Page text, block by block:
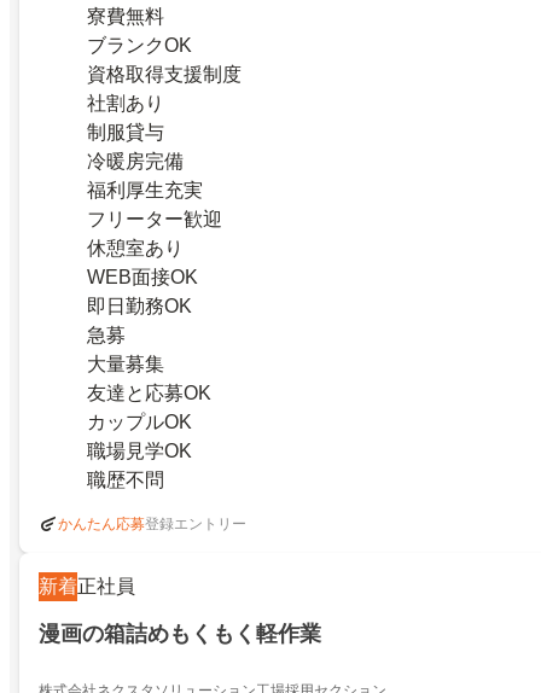
寮費無料
ブランクOK
資格取得支援制度
社割あり
制服貸与
冷暖房完備
福利厚生充実
フリーター歓迎
休憩室あり
WEB面接OK
即日勤務OK
急募
大量募集
友達と応募OK
カップルOK
職場見学OK
職歴不問
かんたん応募登録エントリー
新着正社員
漫画の箱詰めもくもく軽作業